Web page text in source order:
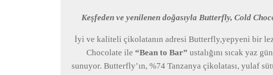
Keşfeden ve yenilenen doğasıyla Butterfly, Cold
İyi ve kaliteli çikolatanın adresi Butterfly,yepyeni bir
Chocolate ile “Bean to Bar” ustalığını sıcak yaz
sunuyor. Butterfly’ın, %74 Tanzanya çikolatası, yulaf